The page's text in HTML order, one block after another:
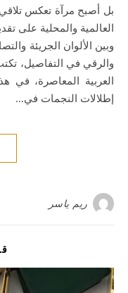
بل أصبح مرآة تعكس
العالمية والمحلية على
وبين الألوان الجريئة
والرقي في التفاصيل،
العربية المعاصرة، في
إطلالات النجمات في…
ريم ياسر